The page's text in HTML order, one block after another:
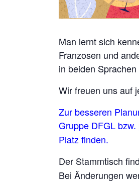
Man lernt sich
Franzosen und
in beiden
Wir freuen uns auf
Zur besseren
Gruppe DFGL bzw.
Platz finden.
Der Stammtisch
Bei Änderungen